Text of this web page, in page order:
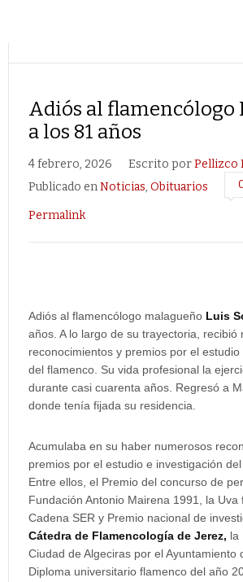
Adiós al flamencólogo
a los 81 años
4 febrero, 2026 Escrito porPellizco
Publicado enNoticias, Obituarios
Permalink
Adiós al flamencólogo malagueño Luis
años. A lo largo de su trayectoria, recibió
reconocimientos y premios por el estudio
del flamenco. Su vida profesional la
durante casi cuarenta años. Regresó a
donde tenía fijada su residencia.
Acumulaba en su haber numerosos
premios por el estudio e investigación
Entre ellos, el Premio del concurso de
Fundación Antonio Mairena 1991, la Uva
Cadena SER y Premio nacional de
Cátedra de Flamencología de Jerez, la
Ciudad de Algeciras por el Ayuntamiento
Diploma universitario flamenco del año